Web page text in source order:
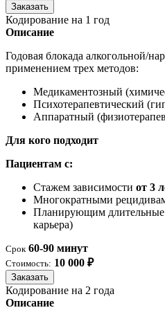
Заказать
Кодирование на 1 год
Описание
Годовая блокада алкогольной/
применением трех методов:
Медикаментозный
Психотерапевтический
Аппаратный
Для кого подходит
Пациентам с:
Стажем зависимости от 3
Многократными
Планирующим длительные
карьера)
Срок 60-90 минут
Стоимость: 10 000 ₽
Заказать
Кодирование на 2 года
Описание